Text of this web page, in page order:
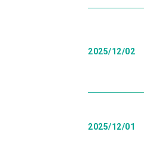
2025/12/02
2025/12/01